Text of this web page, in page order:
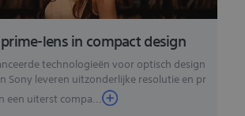
lens in compact design
technologieën voor optisch design
Sony leveren uitzonderlijke resolutie en pr
een uiterst compa...